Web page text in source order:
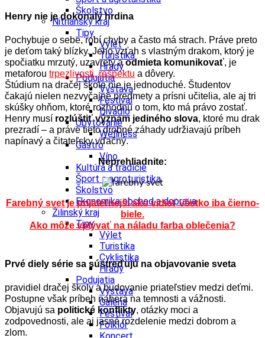
Školstvo
Nitriansky kraj
Tipy
Výlet
Turistika
Hrady
Podujatia
Výstava
Festival
Divadlo
Ubytovanie
Wellness
Gastro
Víno
Kultúra a tradície
Šport a agroturistika
Školstvo
Ekonomika obchod a doprava
Žilinský kraj
Tipy
Výlet
Turistika
Cyklistika
Hrady
Podujatia
Výstava
Galéria
Festival
Folklór
Henry nie je dokonalý hrdina
Pochybuje o sebe, robí chyby a často má strach. Práve preto
je deťom taký blízky. Jeho vzťah s vlastným drakom, ktorý je
spočiatku mrzutý, uzavretý aodmieta komunikovať, je
metaforou trpezlivosti, rešpektu a dôvery.
Štúdium na dračej škole nie je jednoduché. Študentov
čakajú nielen nezvyčajné predmety a prísni učitelia, ale aj tri
skúšky ohňom, ktoré rozhodnú o tom, kto má právo zostať.
Henry musí rozlúštiť význam jediného slova, ktoré mu drak
prezradí – a práve tieto drobné záhady udržiavajú príbeh
napínavý a čitateľsky vďačný.
Neprehliadnite:
Farebný svet je prijateľnejší ako vidieť všetko iba čierno-
biele.
Ako môže vplývať na náladu farba oblečenia?
Prvé diely série sa sústreďujú na objavovanie sveta
pravidiel dračej školy a budovanie priateľstiev medzi deťmi.
Postupne však príbeh naberá na temnosti a vážnosti.
Objavujú sa politické konflikty, otázky moci a
zodpovednosti, ale aj jasné rozdelenie medzi dobrom a
zlom.